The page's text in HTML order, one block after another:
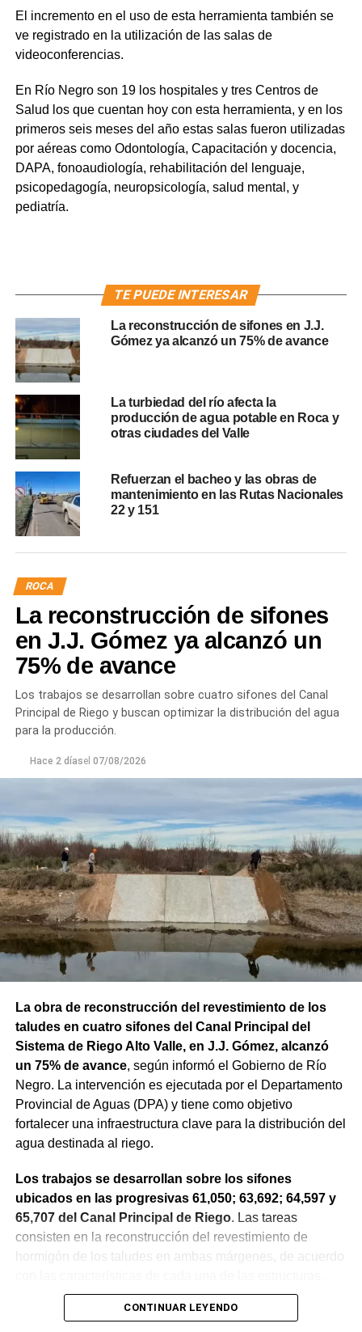
El incremento en el uso de esta herramienta también se
ve registrado en la utilización de las salas de
videoconferencias.
En Río Negro son 19 los hospitales y tres Centros de
Salud los que cuentan hoy con esta herramienta, y en los
primeros seis meses del año estas salas fueron utilizadas
por aéreas como Odontología, Capacitación y docencia,
DAPA, fonoaudiología, rehabilitación del lenguaje,
psicopedagogía, neuropsicología, salud mental, y
pediatría.
TE PUEDE INTERESAR
La reconstrucción de sifones en J.J.
Gómez ya alcanzó un 75% de avance
La turbiedad del río afecta la
producción de agua potable en Roca y
otras ciudades del Valle
Refuerzan el bacheo y las obras de
mantenimiento en las Rutas Nacionales
22 y 151
ROCA
La reconstrucción de sifones
en J.J. Gómez ya alcanzó un
75% de avance
Los trabajos se desarrollan sobre cuatro sifones del Canal
Principal de Riego y buscan optimizar la distribución del agua
para la producción.
Hace 2 díasel 07/08/2026
La obra de reconstrucción del revestimiento de los
taludes en cuatro sifones del Canal Principal del
Sistema de Riego Alto Valle, en J.J. Gómez, alcanzó
un 75% de avance, según informó el Gobierno de Río
Negro. La intervención es ejecutada por el Departamento
Provincial de Aguas (DPA) y tiene como objetivo
fortalecer una infraestructura clave para la distribución del
agua destinada al riego.
Los trabajos se desarrollan sobre los sifones
ubicados en las progresivas 61,050; 63,692; 64,597 y
65,707 del Canal Principal de Riego. Las tareas
consisten en la reconstrucción del revestimiento de
hormigón de los taludes en ambas márgenes, de acuerdo
La obra incluye la demolición de losas deterioradas, la
CONTINUAR LEYENDO